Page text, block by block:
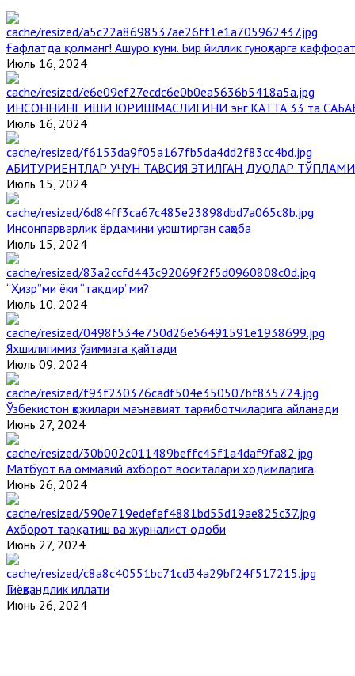
Ғафлатда қолманг! Ашуро куни. Бир йиллик гуноҳларга
Июль 16, 2024
ИНСОННИНГ ИШИ ЮРИШМАСЛИГИНИ энг КАТТА 33 та
Июль 16, 2024
АБИТУРИЕНТЛАР УЧУН ТАВСИЯ ЭТИЛГАН ДУОЛАР ТЎПЛАМИ
Июль 15, 2024
Инсонпарварлик ёрдамини уюштирган саҳоба
Июль 15, 2024
“Ҳизр”ми ёки “тақдир”ми?
Июль 10, 2024
Яхшилигимиз ўзимизга қайтади
Июль 09, 2024
Ўзбекистон ҳожилари маънавият тарғиботчиларига айланади
Июнь 27, 2024
Матбуот ва оммавий ахборот воситалари ходимларига
Июнь 26, 2024
Ахборот тарқатиш ва журналист одоби
Июнь 27, 2024
Гиёҳвандлик иллати
Июнь 26, 2024